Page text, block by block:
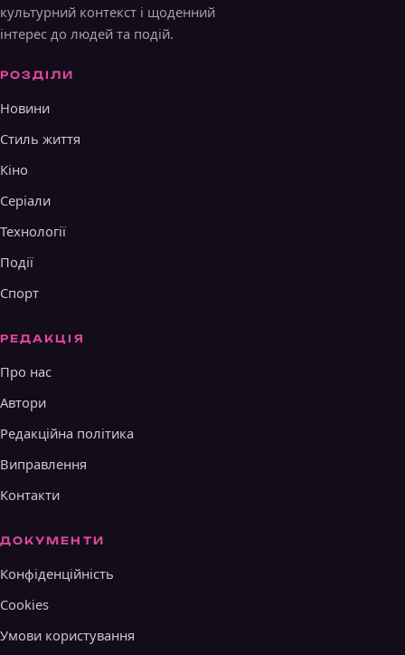
культурний контекст і щоденний
інтерес до людей та подій.
РОЗДІЛИ
Новини
Стиль життя
Кіно
Серіали
Технології
Події
Спорт
РЕДАКЦІЯ
Про нас
Автори
Редакційна політика
Виправлення
Контакти
ДОКУМЕНТИ
Конфіденційність
Cookies
Умови користування